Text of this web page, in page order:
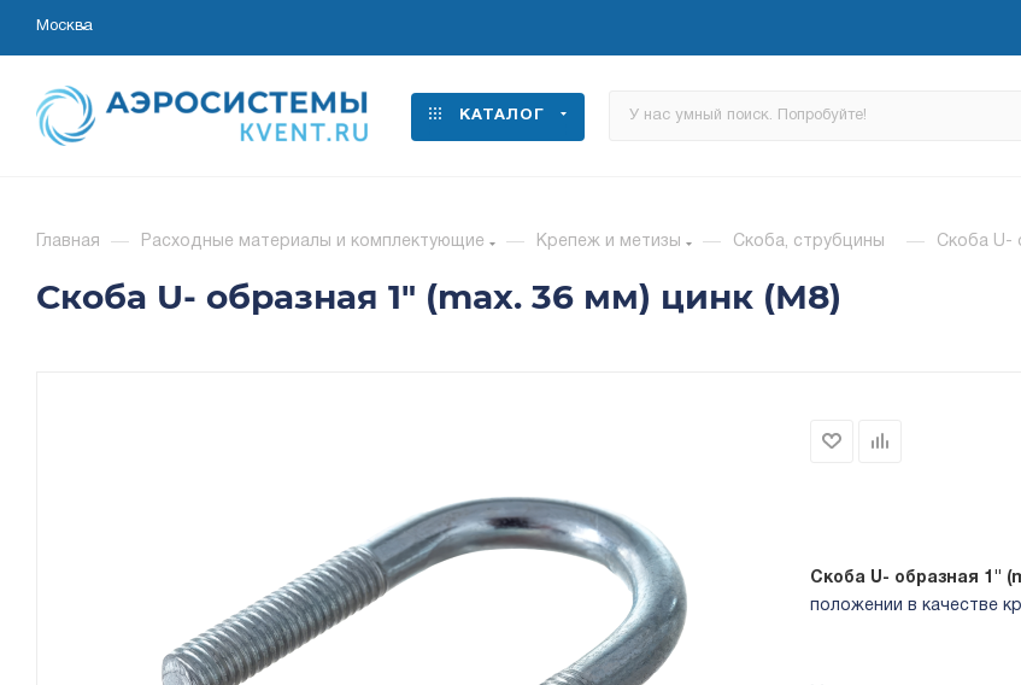
Москва
КАТАЛОГ
Главная — Расходные материалы и комплектующие — Крепеж и метизы — Скоба, струбцины — Скоба U-
Скоба U- образная 1" (max. 36 мм) цинк (М8)
Скоба U- образная 1"
положении в качестве